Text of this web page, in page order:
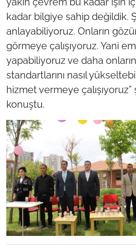
kadar bilgiye sahip değildik.
anlayabiliyoruz. Onların
görmeye çalışıyoruz. Yani
yapabiliyoruz ve daha
standartlarını nasıl
hizmet vermeye
konuştu.